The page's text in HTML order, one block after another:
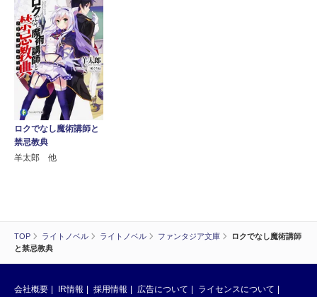
TOP ライトノベル ライトノベル ファンタジア文庫
ロクでなし魔術講師
と禁忌教典
ロクでなし魔術講師と
禁忌教典
羊太郎 他
会社概要 IR情報 採用情報 広告について ライセンスについて